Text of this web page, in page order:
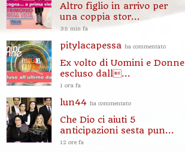
Altro figlio in arrivo per
una coppia stor...
35 min fa
pitylacapessa ha commentato
Ex volto di Uomini e Donne
escluso dall...
1 ora fa
lun44 ha commentato
Che Dio ci aiuti 5
anticipazioni sesta pun...
12 ore fa